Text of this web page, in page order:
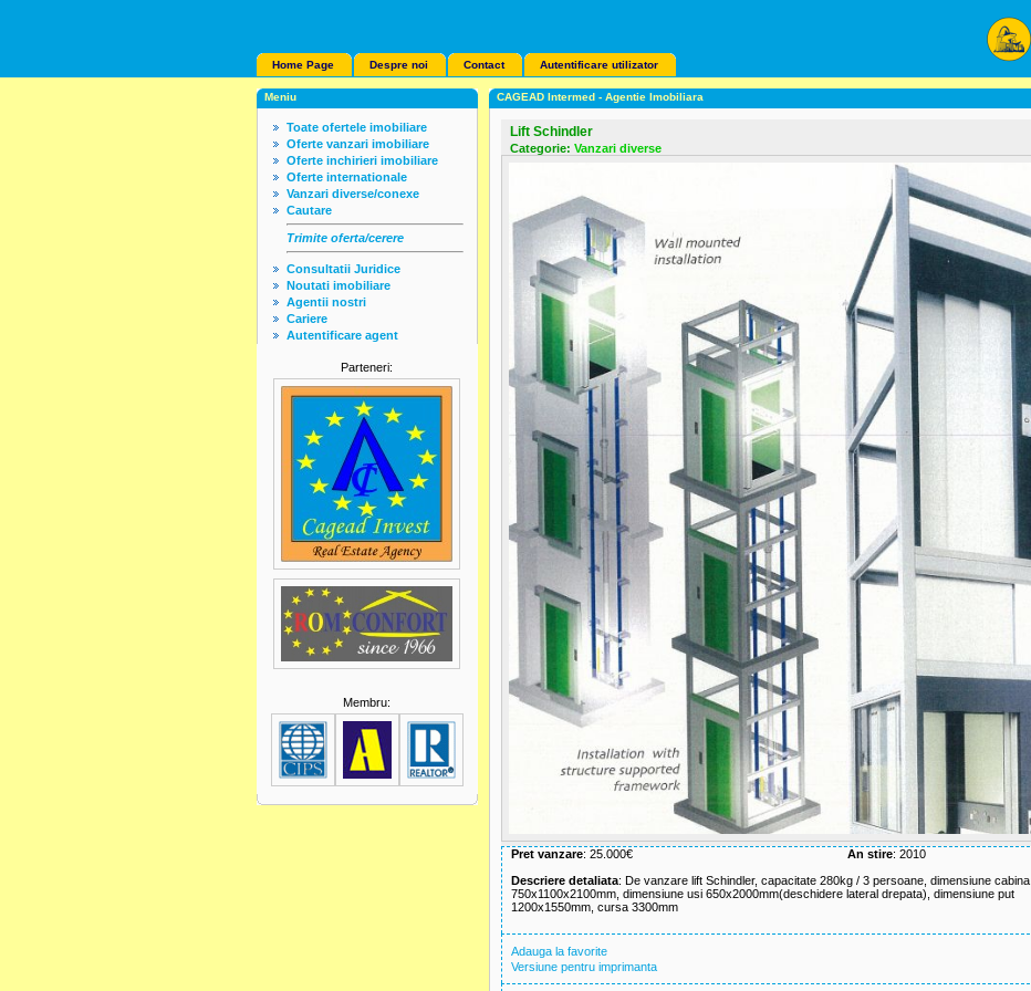
Home Page Despre noi Contact Autentificare utilizator
Meniu
Toate ofertele imobiliare
Oferte vanzari imobiliare
Oferte inchirieri imobiliare
Oferte internationale
Vanzari diverse/conexe
Cautare
Trimite oferta/cerere
Consultatii Juridice
Noutati imobiliare
Agentii nostri
Cariere
Autentificare agent
Parteneri:
Membru:
CAGEAD Intermed - Agentie Imobiliara
Lift Schindler
Categorie: Vanzari diverse
Pret vanzare: 25.000€ An stire: 2010
Descriere detaliata: De vanzare lift Schindler, capacitate 280kg / 3 persoane, dimensiune cabina
750x1100x2100mm, dimensiune usi 650x2000mm(deschidere lateral drepata), dimensiune put
1200x1550mm, cursa 3300mm
Adauga la favorite
Versiune pentru imprimanta